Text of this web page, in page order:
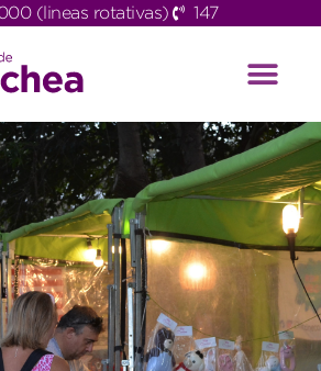
(lineas rotativas) 147